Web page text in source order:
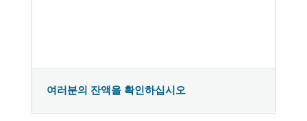
여러분의 잔액을 확인하십시오